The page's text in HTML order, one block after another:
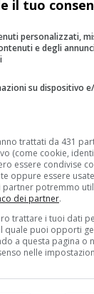
il tuo
personalizzati,
e degli
su dispositivo
trattati da 431
(come cookie,
essere condivise
oppure essere
partner potremmo
dei partner.
trattare i tuoi dati
quale puoi opporti
a questa pagina o
nelle